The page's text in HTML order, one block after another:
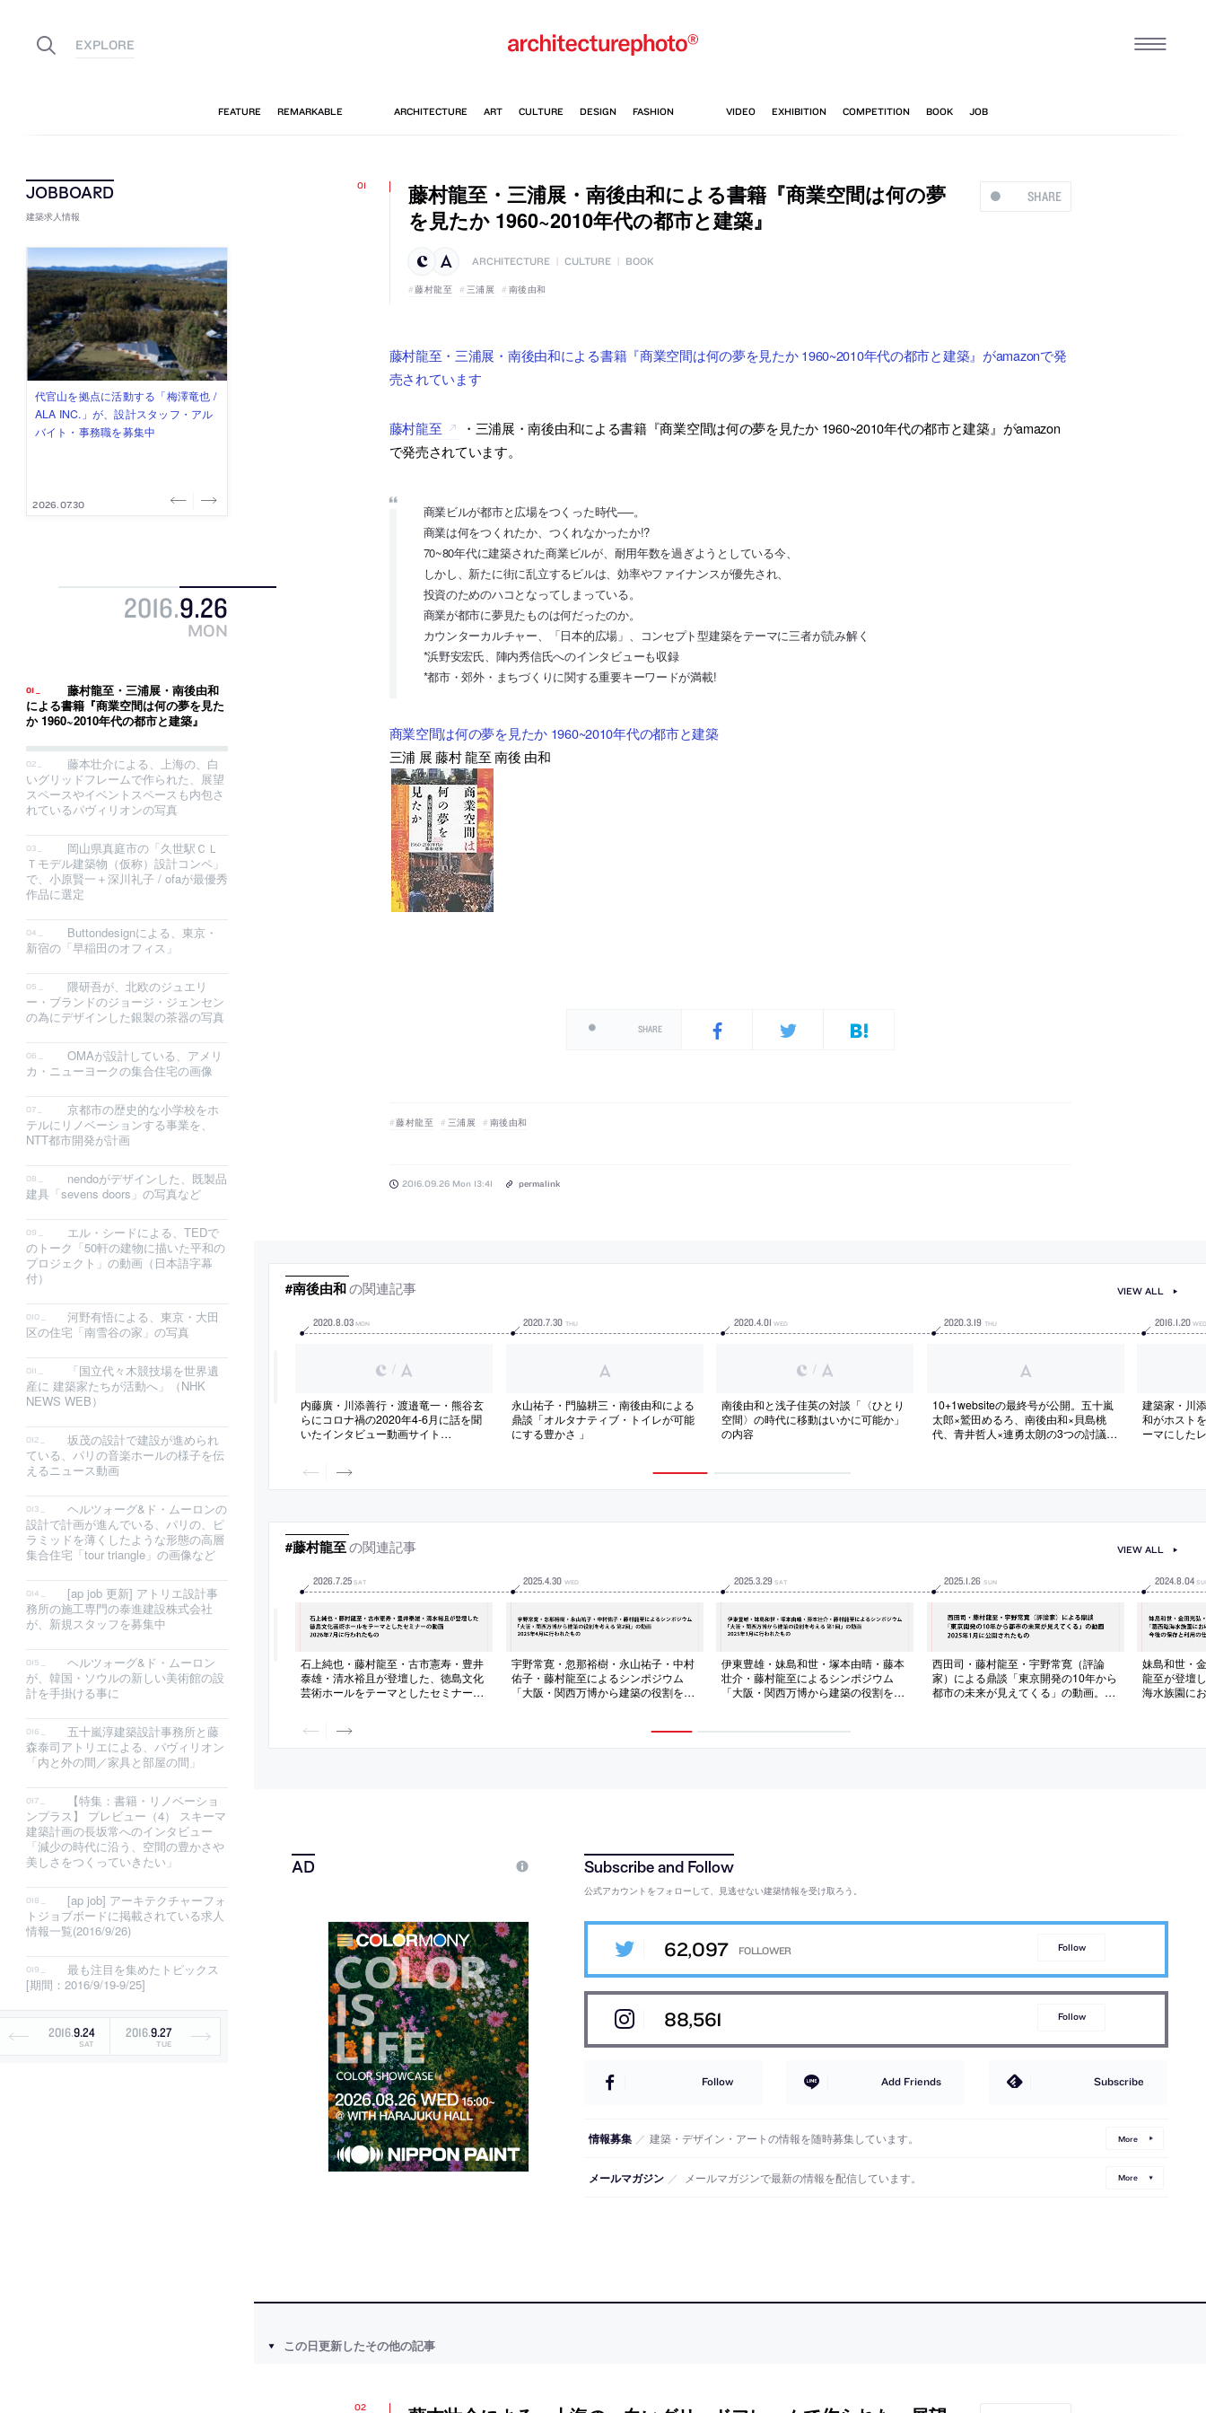
建築求人情報
佐々木慧が主宰する「axonometric株
式会社」が、設計スタッフ（経験
者・既卒・2027年新卒）を募集中
2026.08.07
古民家を軸に全国で“価値循環の仕組
み”を作り、リモートワーク主体の働
き方を実践する「株式会社つぎと」
2026.08.03
リノベる株式会社が、設計パートナ
ー (業務委託) を募集中
2026.08.03
社会への影響力のある建築を手掛
け、スタッフ同士で助け合う環境づ
くりも行う「E.A.S.T.architects」
2026.07.31
代官山を拠点に活動する「梅澤竜也 /
ALA INC.」が、設計スタッフ・アル
バイト・事務職を募集中
2026.07.30
2016.9.26
MON
藤村龍至・三浦展・南後由和
による書籍『商業空間は何の夢を見た
か 1960~2010年代の都市と建築』
藤本壮介による、上海の、白
いグリッドフレームで作られた、展望
スペースやイベントスペースも内包さ
れているパヴィリオンの写真
岡山県真庭市の「久世駅ＣＬ
Ｔモデル建築物（仮称）設計コンペ」
で、小原賢一＋深川礼子 / ofaが最優秀
作品に選定
Buttondesignによる、東京・
新宿の「早稲田のオフィス」
隈研吾が、北欧のジュエリ
ー・ブランドのジョージ・ジェンセン
の為にデザインした銀製の茶器の写真
OMAが設計している、アメリ
カ・ニューヨークの集合住宅の画像
京都市の歴史的な小学校をホ
テルにリノベーションする事業を、
NTT都市開発が計画
nendoがデザインした、既製品
建具「sevens doors」の写真など
エル・シードによる、TEDで
のトーク「50軒の建物に描いた平和の
プロジェクト」の動画（日本語字幕
付）
河野有悟による、東京・大田
区の住宅「南雪谷の家」の写真
「国立代々木競技場を世界遺
産に 建築家たちが活動へ」（NHK
NEWS WEB）
坂茂の設計で建設が進められ
ている、パリの音楽ホールの様子を伝
えるニュース動画
ヘルツォーグ&ド・ムーロンの
設計で計画が進んでいる、パリの、ピ
ラミッドを薄くしたような形態の高層
集合住宅「tour triangle」の画像など
[ap job 更新] アトリエ設計事
務所の施工専門の泰進建設株式会社
が、新規スタッフを募集中
ヘルツォーグ&ド・ムーロン
が、韓国・ソウルの新しい美術館の設
計を手掛ける事に
五十嵐淳建築設計事務所と藤
森泰司アトリエによる、パヴィリオン
「内と外の間／家具と部屋の間」
【特集：書籍・リノベーショ
ンプラス】 プレビュー（4） スキーマ
建築計画の長坂常へのインタビュー
「減少の時代に沿う、空間の豊かさや
美しさをつくっていきたい」
[ap job] アーキテクチャーフォ
トジョブボードに掲載されている求人
情報一覧(2016/9/26)
最も注目を集めたトピックス
[期間：2016/9/19-9/25]
2016.9.24
SAT
2016.9.27
TUE
SHARE
藤村龍至・三浦展・南後由和による書籍『商業空間は何の夢
を見たか 1960~2010年代の都市と建築』
ARCHITECTURE CULTURE BOOK
藤村龍至 三浦展 南後由和
藤村龍至・三浦展・南後由和による書籍『商業空間は何の夢を見たか 1960~2010年代の都市と建築』がamazonで発
売されています
藤村龍至
・三浦展・南後由和による書籍『商業空間は何の夢を見たか 1960~2010年代の都市と建築』がamazon
で発売されています。
商業ビルが都市と広場をつくった時代──。
商業は何をつくれたか、つくれなかったか!?
70~80年代に建築された商業ビルが、耐用年数を過ぎようとしている今、
しかし、新たに街に乱立するビルは、効率やファイナンスが優先され、
投資のためのハコとなってしまっている。
商業が都市に夢見たものは何だったのか。
カウンターカルチャー、「日本的広場」、コンセプト型建築をテーマに三者が読み解く
*浜野安宏氏、陣内秀信氏へのインタビューも収録
*都市・郊外・まちづくりに関する重要キーワードが満載!
商業空間は何の夢を見たか 1960~2010年代の都市と建築
三浦 展 藤村 龍至 南後 由和
SHARE
藤村龍至 三浦展 南後由和
2016.09.26 Mon 13:41 permalink
#南後由和の関連記事
2020.8.03 MON
/
内藤廣・川添善行・渡邉竜一・熊谷玄
らにコロナ禍の2020年4-6月に話を聞
いたインタビュー動画サイト
2020.7.30 THU
永山祐子・門脇耕三・南後由和による
鼎談「オルタナティブ・トイレが可能
にする豊かさ 」
2020.4.01 WED
/
南後由和と浅子佳英の対談「〈ひとり
空間〉の時代に移動はいかに可能か」
の内容
2020.3.19 THU
10+1websiteの最終号が公開。五十嵐
太郎×鷲田めるろ、南後由和×貝島桃
代、青井哲人×連勇太朗の3つの討議記
2016.1.20
建築家・川
和がホスト
ーマにした
VIEW ALL
#藤村龍至の関連記事
2026.7.25 SAT
石上純也・藤村龍至・古市憲寿・豊井
泰雄・清水裕且が登壇した、徳島文化
芸術ホールをテーマとしたセミナーの
2025.4.30 WED
宇野常寛・忽那裕樹・永山祐子・中村
佑子・藤村龍至によるシンポジウム
「大阪・関西万博から建築の役割を考
2025.3.29 SAT
伊東豊雄・妹島和世・塚本由晴・藤本
壮介・藤村龍至によるシンポジウム
「大阪・関西万博から建築の役割を考
2025.1.26 SUN
西田司・藤村龍至・宇野常寛（評論
家）による鼎談「東京開発の10年から
都市の未来が見えてくる」の動画。
2024.8.04
妹島和世・
龍至が登壇
海水族園に
VIEW ALL
公式アカウントをフォローして、見逃せない建築情報を受け取ろう。
62,097 Follow
88,561 Follow
Follow Add Friends Subscribe
情報募集 ／ 建築・デザイン・アートの情報を随時募集しています。 More
メールマガジン ／ メールマガジンで最新の情報を配信しています。 More
この日更新したその他の記事